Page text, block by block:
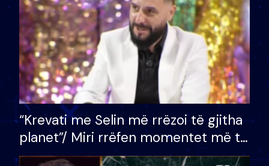
“Krevati me Selin më rrëzoi të gjitha
planet”/ Miri rrëfen momentet më të
bukura në shtëpinë e BB VIP: Do më